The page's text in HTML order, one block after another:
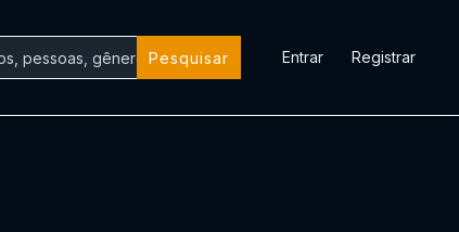
Pesquisar Entrar Registrar